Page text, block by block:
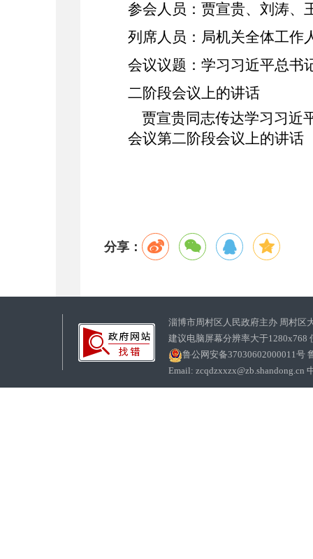
参会人员：贾宣贵、刘涛、
列席人员：局机关全体工作
会议议题： 学习习近平总书
二阶段会议上的讲话
贾宣贵同志传达学习习近
会议第二阶段会议上的讲话
分享：
淄博市周村区人民政府主办 周村区
建议电脑屏幕分辨率大于1280x768
鲁公网安备37030602000011号
Email: zcqdzxxzx@zb.shandong.cn